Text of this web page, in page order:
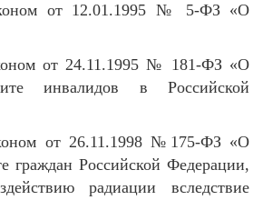
от 12.01.1995 № 5-ФЗ «О
от 24.11.1995 № 181-ФЗ «О
инвалидов в Российской
от 26.11.1998 №175-ФЗ «О
граждан Российской Федерации,
радиации вследствие